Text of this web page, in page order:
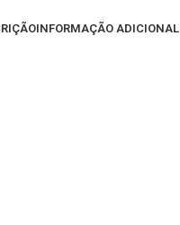
INFORMAÇÃO ADICIONAL